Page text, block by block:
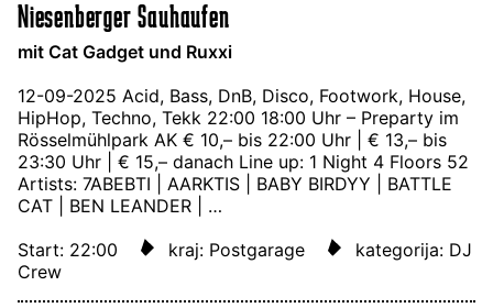
Niesenberger Sauhaufen
mit Cat Gadget und Ruxxi
12-09-2025 Acid, Bass, DnB, Disco, Footwork, House,
HipHop, Techno, Tekk 22:00 18:00 Uhr – Preparty im
Rösselmühlpark AK € 10,– bis 22:00 Uhr | € 13,– bis
23:30 Uhr | € 15,– danach Line up: 1 Night 4 Floors 52
Artists: 7ABEBTI | AARKTIS | BABY BIRDYY | BATTLE
CAT | BEN LEANDER | …
Start: 22:00 kraj: Postgarage
kategorija: DJ
Crew